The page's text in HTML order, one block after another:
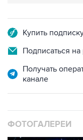
Купить
Подписаться
Получать
канале
ФОТОГАЛЕРЕИ